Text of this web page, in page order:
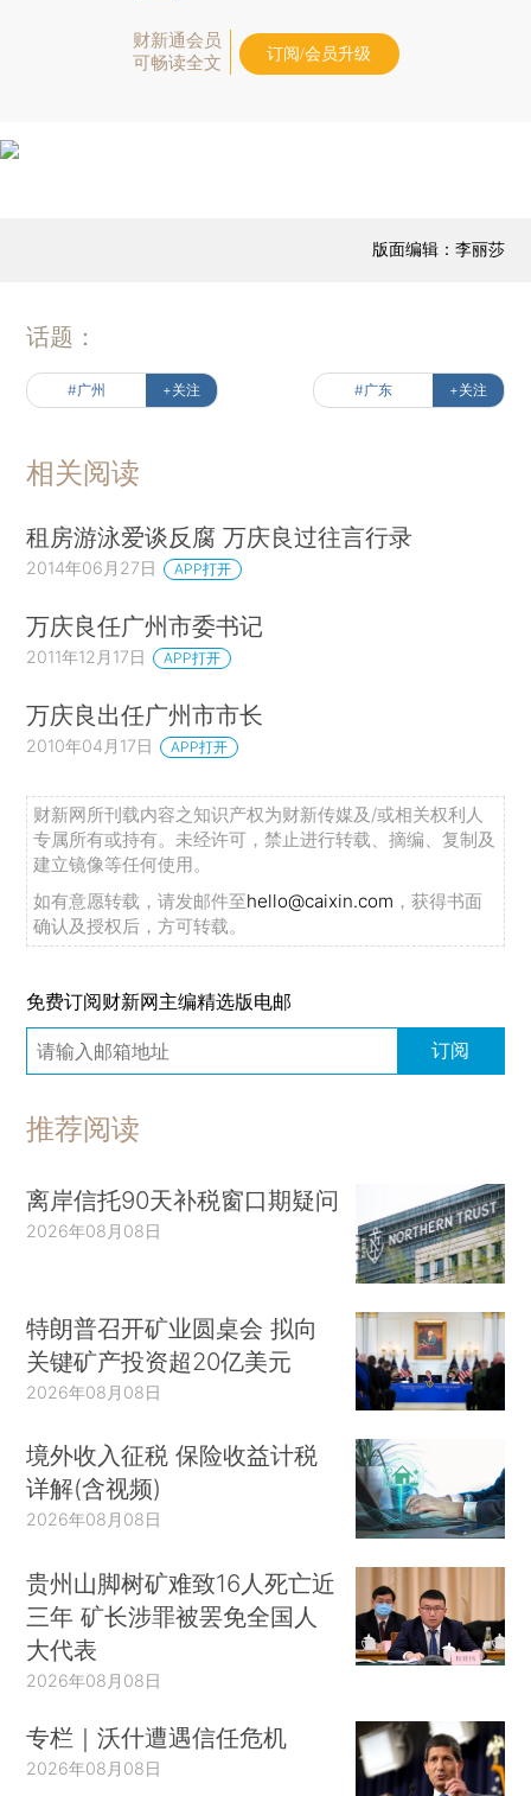
财新通会员
可畅读全文
订阅/会员升级
版面编辑：李丽莎
话题：
#广州 +关注 #广东 +关注
相关阅读
租房游泳爱谈反腐 万庆良过往言行录
2014年06月27日 APP打开
万庆良任广州市委书记
2011年12月17日 APP打开
万庆良出任广州市市长
2010年04月17日 APP打开
财新网所刊载内容之知识产权为财新传媒及/或相关权利人
专属所有或持有。未经许可，禁止进行转载、摘编、复制及
建立镜像等任何使用。
如有意愿转载，请发邮件至hello@caixin.com ，获得书面
确认及授权后，方可转载。
免费订阅财新网主编精选版电邮
订阅
推荐阅读
离岸信托90天补税窗口期疑问
2026年08月08日
特朗普召开矿业圆桌会 拟向
关键矿产投资超20亿美元
2026年08月08日
境外收入征税 保险收益计税
详解(含视频)
2026年08月08日
贵州山脚树矿难致16人死亡近
三年 矿长涉罪被罢免全国人
大代表
2026年08月08日
专栏｜沃什遭遇信任危机
2026年08月08日